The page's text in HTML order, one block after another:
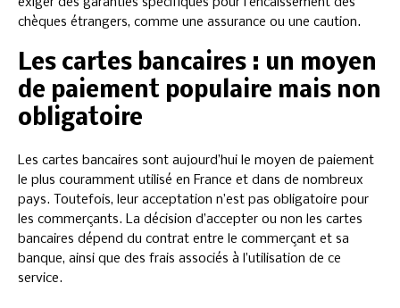
chèques étrangers, comme une assurance ou une caution.
Les cartes bancaires : un moyen
de paiement populaire mais non
obligatoire
Les cartes bancaires sont aujourd’hui le moyen de paiement
le plus couramment utilisé en France et dans de nombreux
pays. Toutefois, leur acceptation n’est pas obligatoire pour
les commerçants. La décision d’accepter ou non les cartes
bancaires dépend du contrat entre le commerçant et sa
banque, ainsi que des frais associés à l’utilisation de ce
service.